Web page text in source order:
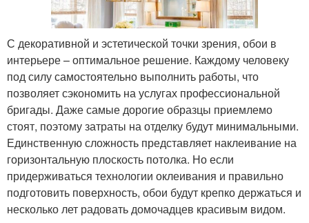
С декоративной и эстетической точки зрения, обои в
интерьере – оптимальное решение. Каждому человеку
под силу самостоятельно выполнить работы, что
позволяет сэкономить на услугах профессиональной
бригады. Даже самые дорогие образцы приемлемо
стоят, поэтому затраты на отделку будут минимальными.
Единственную сложность представляет наклеивание на
горизонтальную плоскость потолка. Но если
придерживаться технологии оклеивания и правильно
подготовить поверхность, обои будут крепко держаться и
несколько лет радовать домочадцев красивым видом.